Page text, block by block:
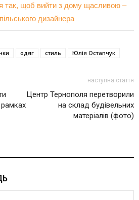
так, щоб вийти з дому щасливою –
дизайнера
одяг стиль Юлія Остапчук
рамках
наступна стаття
Центр Тернополя перетворили
на склад будівельних
матеріалів (фото)